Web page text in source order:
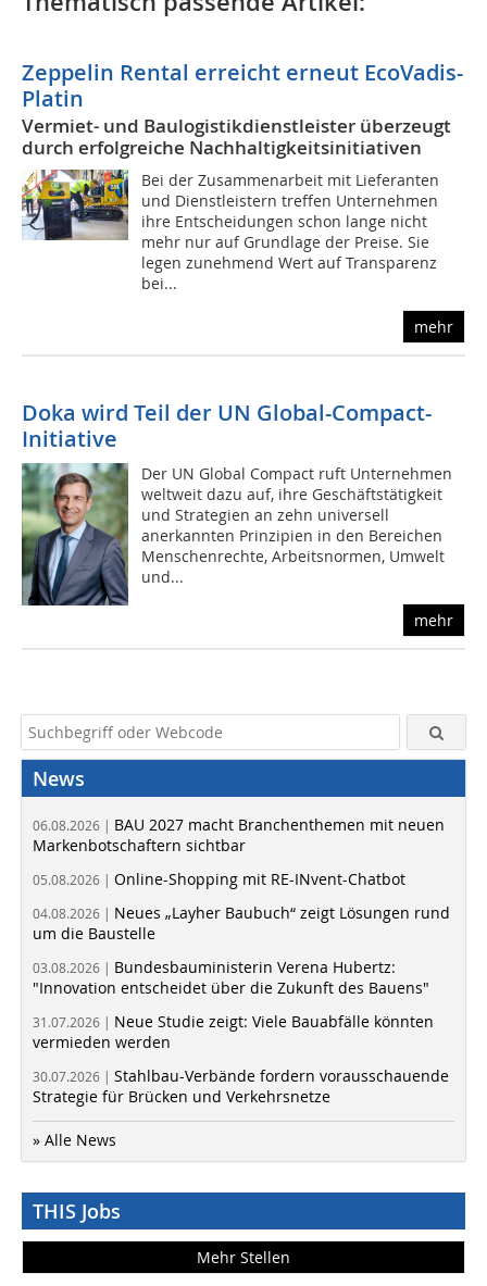
Zeppelin Rental erreicht erneut EcoVadis-
Platin
Vermiet- und Baulogistikdienstleister überzeugt
durch erfolgreiche Nachhaltigkeitsinitiativen
Bei der Zusammenarbeit mit Lieferanten
und Dienstleistern treffen Unternehmen
ihre Entscheidungen schon lange nicht
mehr nur auf Grundlage der Preise. Sie
legen zunehmend Wert auf Transparenz
bei...
mehr
Doka wird Teil der UN Global-Compact-
Initiative
Der UN Global Compact ruft Unternehmen
weltweit dazu auf, ihre Geschäftstätigkeit
und Strategien an zehn universell
anerkannten Prinzipien in den Bereichen
Menschenrechte, Arbeitsnormen, Umwelt
und...
mehr
News
06.08.2026 | BAU 2027 macht Branchenthemen mit neuen
Markenbotschaftern sichtbar
05.08.2026 | Online-Shopping mit RE-INvent-Chatbot
04.08.2026 | Neues „Layher Baubuch“ zeigt Lösungen rund
um die Baustelle
03.08.2026 | Bundesbauministerin Verena Hubertz:
"Innovation entscheidet über die Zukunft des Bauens"
31.07.2026 | Neue Studie zeigt: Viele Bauabfälle könnten
vermieden werden
30.07.2026 | Stahlbau-Verbände fordern vorausschauende
Strategie für Brücken und Verkehrsnetze
» Alle News
THIS Jobs
Mehr Stellen